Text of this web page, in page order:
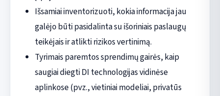
Išsamiai inventorizuoti, kokia informacija jau
galėjo būti pasidalinta su išoriniais paslaugų
teikėjais ir atlikti rizikos vertinimą.
Tyrimais paremtos sprendimų gairės, kaip
saugiai diegti DI technologijas vidinėse
aplinkose (pvz., vietiniai modeliai, privatūs